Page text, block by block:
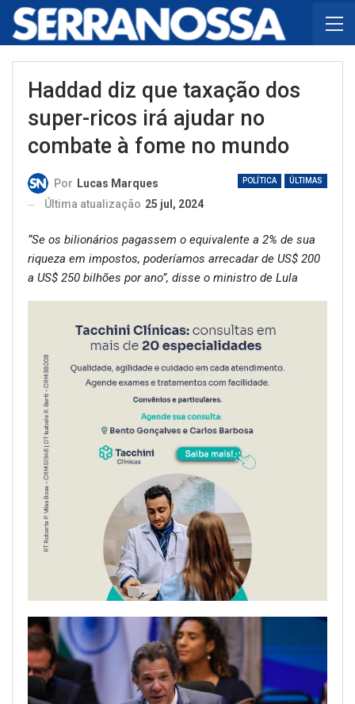
Haddad diz que taxação dos
super-ricos irá ajudar no
combate à fome no mundo
POLÍTICA ÚLTIMAS
Por Lucas Marques
Última atualização 25 jul, 2024
“Se os bilionários pagassem o equivalente a 2% de sua
riqueza em impostos, poderíamos arrecadar de US$ 200
a US$ 250 bilhões por ano”, disse o ministro de Lula